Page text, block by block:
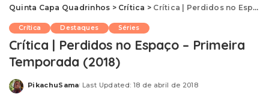
Quinta Capa Quadrinhos > Crítica > Crítica | Perdidos no Espaço – Primeira Temporada (2018)
Crítica Destaques Séries
Crítica | Perdidos no Espaço – Primeira
Temporada (2018)
Posted
PikachuSama Last Updated: 18 de abril de 2018